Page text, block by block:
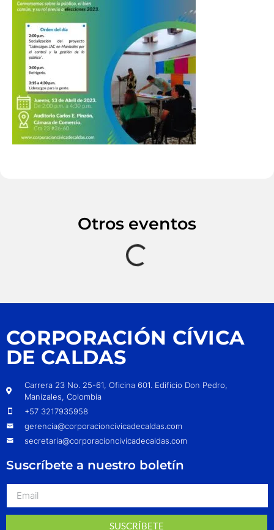
Otros eventos
CORPORACIÓN CÍVICA
DE CALDAS
Carrera 23 No. 25-61, Oficina 601. Edificio Don Pedro,
Manizales, Colombia
+57 3217935958
gerencia@corporacioncivicadecaldas.com
secretaria@corporacioncivicadecaldas.com
Suscríbete a nuestro boletín
SUSCRÍBETE